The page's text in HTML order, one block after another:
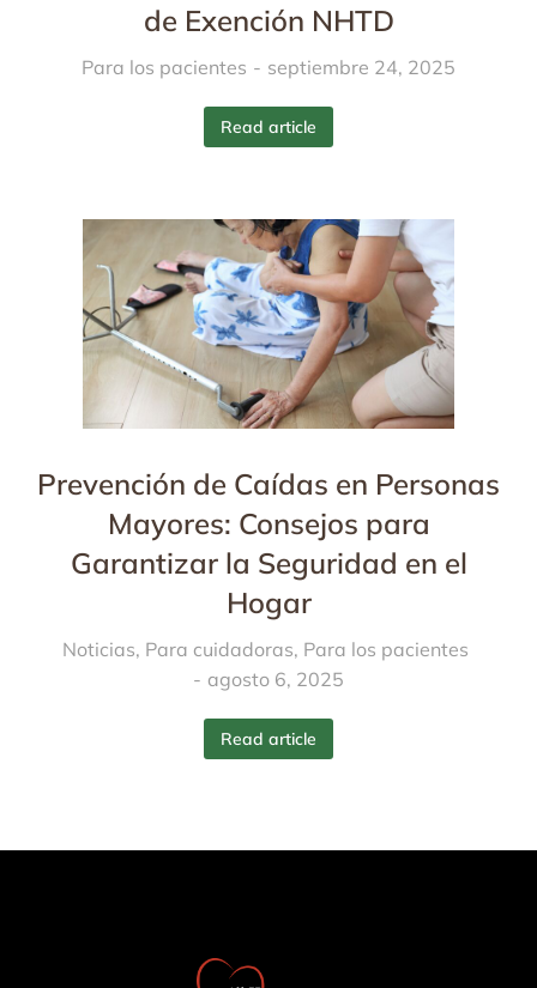
de Exención NHTD
Para los pacientes septiembre 24, 2025
Read article
Prevención de Caídas en Personas
Mayores: Consejos para
Garantizar la Seguridad en el
Hogar
Noticias, Para cuidadoras, Para los pacientes
agosto 6, 2025
Read article